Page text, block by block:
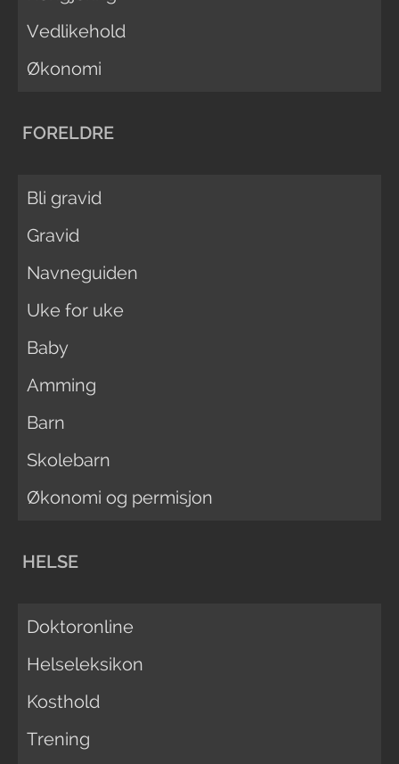
Vedlikehold
Økonomi
FORELDRE
Bli gravid
Gravid
Navneguiden
Uke for uke
Baby
Amming
Barn
Skolebarn
Økonomi og permisjon
HELSE
Doktoronline
Helseleksikon
Kosthold
Trening